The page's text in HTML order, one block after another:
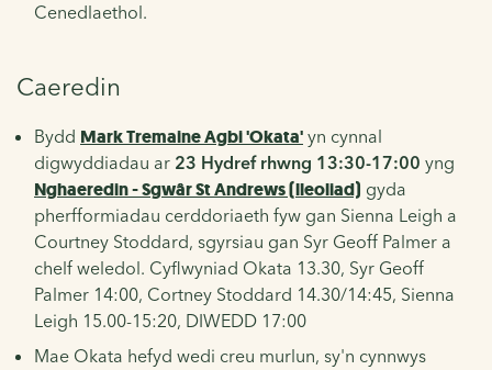
Cenedlaethol.
Caeredin
Bydd Mark Tremaine Agbi 'Okata' yn cynnal
digwyddiadau ar 23 Hydref rhwng 13:30-17:00 yng
Nghaeredin - Sgwâr St Andrews (lleoliad) gyda
pherfformiadau cerddoriaeth fyw gan Sienna Leigh a
Courtney Stoddard, sgyrsiau gan Syr Geoff Palmer a
chelf weledol. Cyflwyniad Okata 13.30, Syr Geoff
Palmer 14:00, Cortney Stoddard 14.30/14:45, Sienna
Leigh 15.00-15:20, DIWEDD 17:00
Mae Okata hefyd wedi creu murlun, sy'n cynnwys